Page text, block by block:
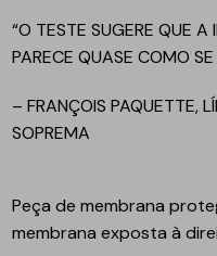
“O TESTE SUGERE QUE A
PARECE QUASE COMO
– FRANÇOIS PAQUETTE,
SOPREMA
Peça de membrana
membrana exposta à